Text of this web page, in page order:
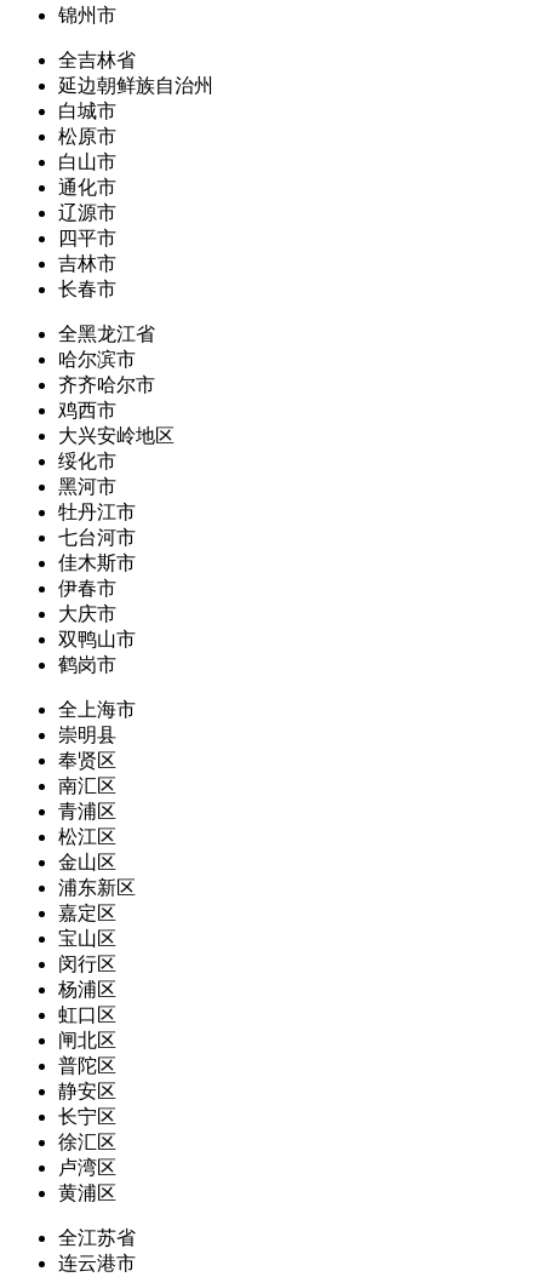
锦州市
全吉林省
延边朝鲜族自治州
白城市
松原市
白山市
通化市
辽源市
四平市
吉林市
长春市
全黑龙江省
哈尔滨市
齐齐哈尔市
鸡西市
大兴安岭地区
绥化市
黑河市
牡丹江市
七台河市
佳木斯市
伊春市
大庆市
双鸭山市
鹤岗市
全上海市
崇明县
奉贤区
南汇区
青浦区
松江区
金山区
浦东新区
嘉定区
宝山区
闵行区
杨浦区
虹口区
闸北区
普陀区
静安区
长宁区
徐汇区
卢湾区
黄浦区
全江苏省
连云港市